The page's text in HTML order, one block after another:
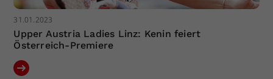
31.01.2023
Upper Austria Ladies Linz: Kenin feiert
Österreich-Premiere